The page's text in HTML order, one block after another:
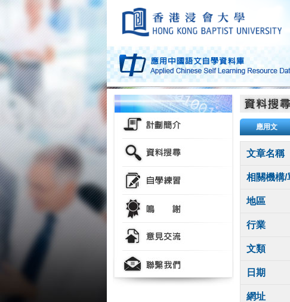
應用文
文章名稱
相關機構/
地區
行業
文類
日期
網址